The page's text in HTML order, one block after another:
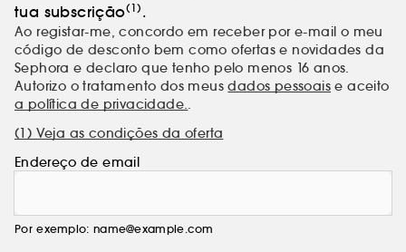
tua subscrição(1) .
Ao registar-me, concordo em receber por e-mail o meu
código de desconto bem como ofertas e novidades da
Sephora e declaro que tenho pelo menos 16 anos.
Autorizo o tratamento dos meusdados pessoais e aceito
a política de privacidade..
(1) Veja as condições da oferta
Endereço de email
Por exemplo: name@example.com